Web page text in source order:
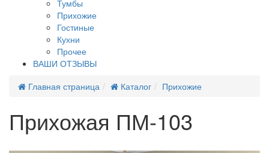
Тумбы
Прихожие
Гостиные
Кухни
Прочее
ВАШИ ОТЗЫВЫ
Главная страница
Каталог Прихожие
Прихожая ПМ-103